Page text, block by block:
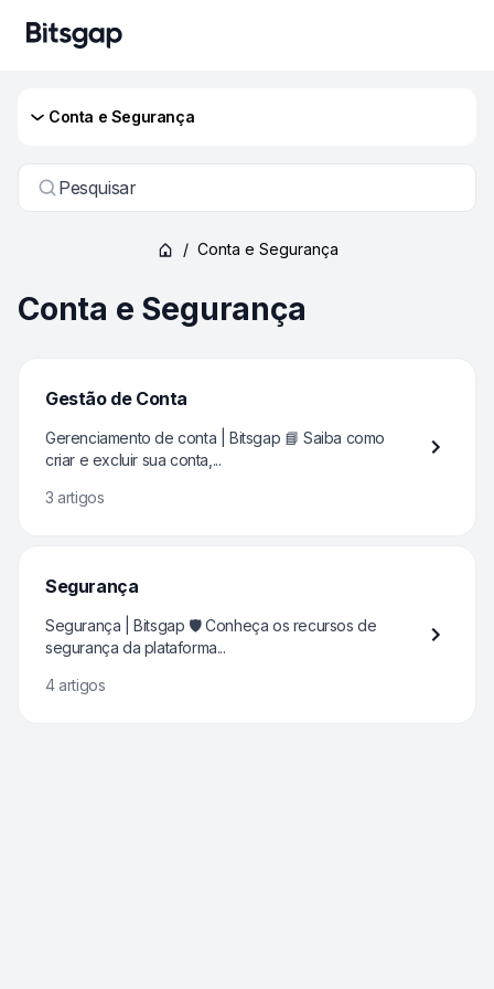
Conta e Segurança
Pesquisar
/ Conta e Segurança
Conta e Segurança
Gestão de Conta
Gerenciamento de conta | Bitsgap 📘 Saiba como
criar e excluir sua conta,...
3 artigos
Segurança
Segurança | Bitsgap 🛡️ Conheça os recursos de
segurança da plataforma...
4 artigos